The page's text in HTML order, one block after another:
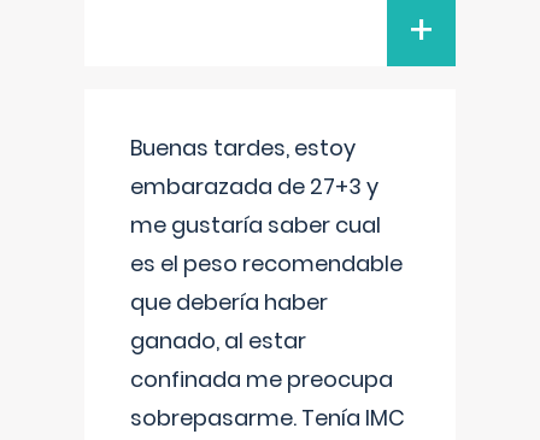
+
Buenas tardes, estoy
embarazada de 27+3 y
me gustaría saber cual
es el peso recomendable
que debería haber
ganado, al estar
confinada me preocupa
sobrepasarme. Tenía IMC